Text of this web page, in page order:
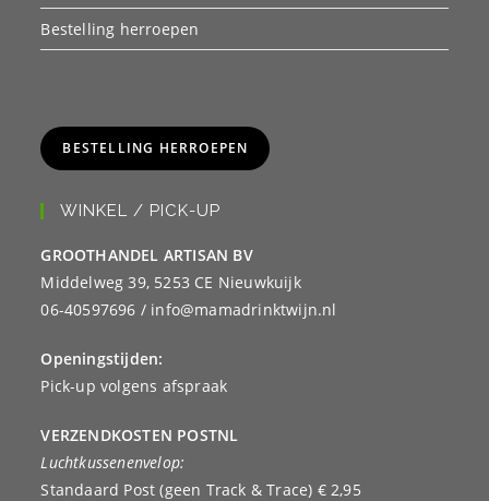
Bestelling herroepen
BESTELLING HERROEPEN
WINKEL / PICK-UP
GROOTHANDEL ARTISAN BV
Middelweg 39, 5253 CE Nieuwkuijk
06-40597696 / info@mamadrinktwijn.nl
Openingstijden:
Pick-up volgens afspraak
VERZENDKOSTEN POSTNL
Luchtkussenenvelop:
Standaard Post (geen Track & Trace) € 2,95